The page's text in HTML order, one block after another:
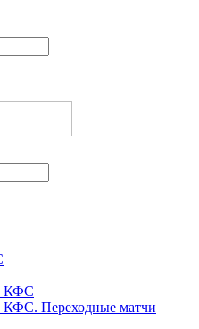
КФС
КФС. Переходные матчи